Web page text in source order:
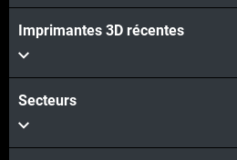
Imprimantes 3D récentes
Secteurs